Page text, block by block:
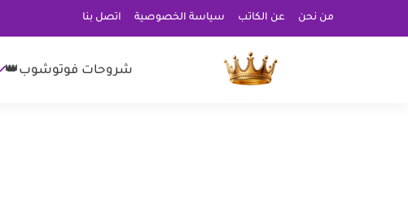
من نحن عن الكاتب سياسة الخصوصية اتصل بنا
شروحات فوتوشوب👑